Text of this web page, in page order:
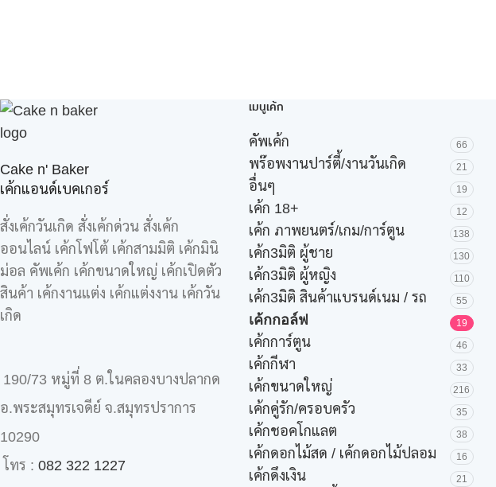
Cake n' Baker
เค้กแอนด์เบคเกอร์
สั่งเค้กวันเกิด สั่งเค้กด่วน สั่งเค้ก
ออนไลน์ เค้กโฟโต้ เค้กสามมิติ เค้กมินิ
ม่อล คัพเค้ก เค้กขนาดใหญ่ เค้กเปิดตัว
สินค้า เค้กงานแต่ง เค้กแต่งงาน เค้กวัน
เกิด
190/73 หมู่ที่ 8 ต.ในคลองบางปลากด
อ.พระสมุทรเจดีย์ จ.สมุทรปราการ
10290
โทร : 082 322 1227
เมนูเค้ก
คัพเค้ก 66
พร๊อพงานปาร์ตี้/งานวันเกิด 21
อื่นๆ 19
เค้ก 18+ 12
เค้ก ภาพยนตร์/เกม/การ์ตูน 138
เค้ก3มิติ ผู้ชาย 130
เค้ก3มิติ ผู้หญิง 110
เค้ก3มิติ สินค้าแบรนด์เนม / รถ 55
เค้กกอล์ฟ 19
เค้กการ์ตูน 46
เค้กกีฬา 33
เค้กขนาดใหญ่ 216
เค้กคู่รัก/ครอบครัว 35
เค้กชอคโกแลต 38
เค้กดอกไม้สด / เค้กดอกไม้ปลอม 16
เค้กดึงเงิน 21